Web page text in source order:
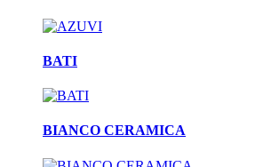
BATI
BIANCO CERAMICA